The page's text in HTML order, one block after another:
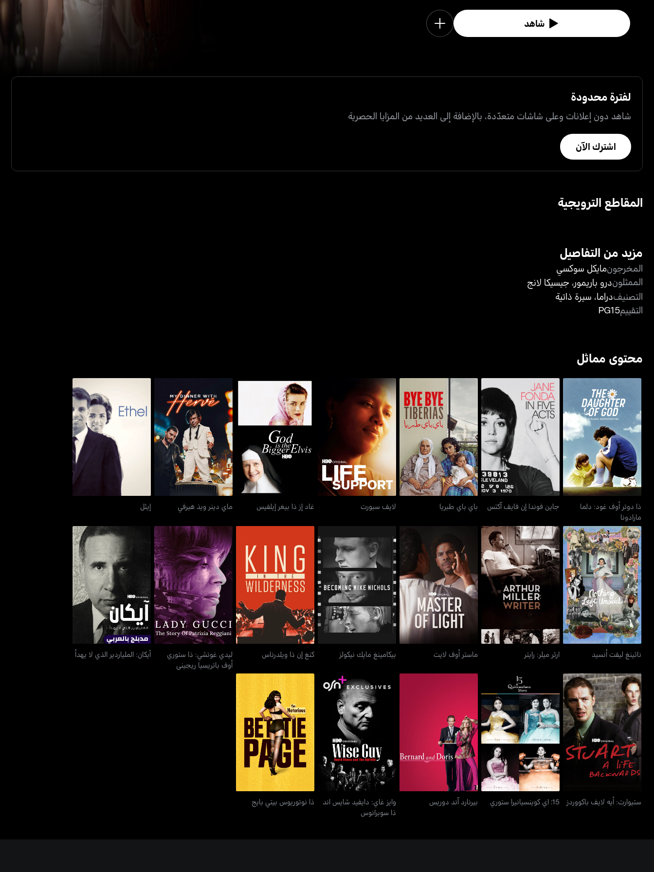
شاهد
لفترة محدودة
شاهد دون إعلانات وعلى شاشات متعدّدة، بالإضافة إلى العديد من المزايا الحصرية
اشترك الآن
المقاطع الترويجية
مزيد من التفاصيل
المخرجونمايكل سوكسي
الممثلوندرو باريمور، جيسيكا لانج
التصنيفدراما، سيرة ذاتية
التقييمPG15
محتوى مماثل
ذا دوتر أوف غود: دلما
مارادونا
ذا دوتر أوف غود: دلما
مارادونا
جاين فوندا إن فايف آكتس
جاين فوندا إن فايف آكتس
باي باي طبريا
باي باي طبريا
لايف سبورت
لايف سبورت
غاد إز ذا بيغر إيلفيس
غاد إز ذا بيغر إيلفيس
ماي دينر ويذ هيرفي
ماي دينر ويذ هيرفي
إيثل
إيثل
ناثينغ ليفت أنسيد
ناثينغ ليفت أنسيد
ارثر ميلر: رايتر
ارثر ميلر: رايتر
ماستر أوف لايت
ماستر أوف لايت
بيكامينغ مايك نيكولز
بيكامينغ مايك نيكولز
كنغ إن ذا ويلدرناس
كنغ إن ذا ويلدرناس
ليدي غوتشي: ذا ستوري
أوف باتريسيا ريجيني
ليدي غوتشي: ذا ستوري
أوف باتريسيا ريجيني
آيكان: الملياردير الذي لا يهدأ
آيكان: الملياردير الذي لا يهدأ
ستيوارت: أيه لايف باكووردز
ستيوارت: أيه لايف باكووردز
15: اي كوينسيانيرا ستوري
15: اي كوينسيانيرا ستوري
بيرنارد آند دوريس
بيرنارد آند دوريس
وايز غاي: دايفيد شايس اند
ذا سوبرانوس
وايز غاي: دايفيد شايس اند
ذا سوبرانوس
ذا نوتوريوس بيتي بايج
ذا نوتوريوس بيتي بايج